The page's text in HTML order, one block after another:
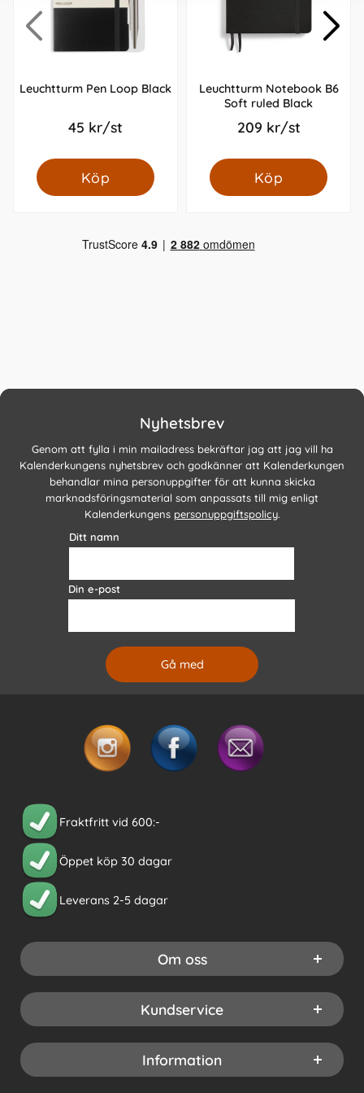
Leuchtturm Pen Loop Black
45 kr/st
Köp
Leuchtturm Notebook B6
Soft ruled Black
209 kr/st
Köp
Nyhetsbrev
Genom att fylla i min mailadress bekräftar jag att jag vill ha
Kalenderkungens nyhetsbrev och godkänner att Kalenderkungen
behandlar mina personuppgifter för att kunna skicka
marknadsföringsmaterial som anpassats till mig enligt
Kalenderkungens personuppgiftspolicy.
Ditt namn
Din e-post
Fraktfritt vid 600:-
Öppet köp 30 dagar
Leverans 2-5 dagar
Om oss
Kundservice
Information